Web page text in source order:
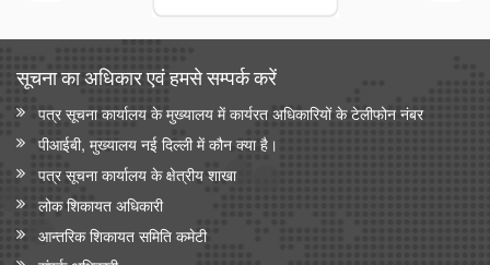
सूचना का अधिकार एवं हमसे सम्‍पर्क करें
पत्र सूचना कार्यालय के मुख्यालय में कार्यरत अधिकारियों के टेलीफोन नंबर
पीआईबी, मुख्यालय नई दिल्ली में कौन क्या है।
पत्र सूचना कार्यालय के क्षेत्रीय शाखा
लोक शिकायत अधिकारी
आन्‍तरिक शिकायत समिति कमेटी